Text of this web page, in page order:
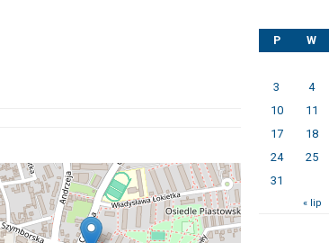
P W
3
4
10
11
17
18
24
25
31
« lip